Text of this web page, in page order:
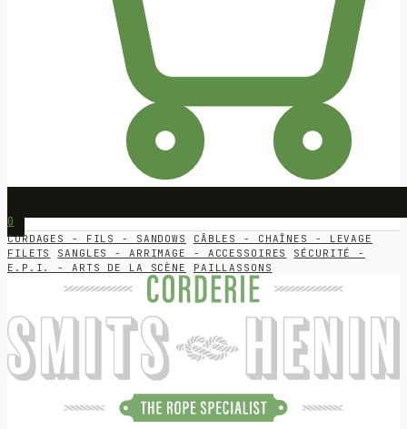
0
CORDAGES - FILS - SANDOWS
CÂBLES - CHAÎNES - LEVAGE
FILETS
SANGLES - ARRIMAGE - ACCESSOIRES
SÉCURITÉ -
E.P.I. - ARTS DE LA SCÈNE
PAILLASSONS